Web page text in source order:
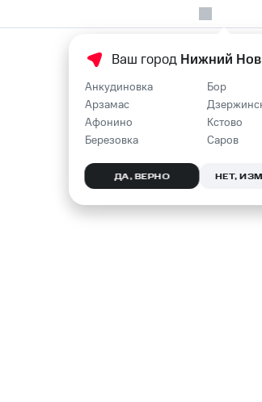
Ваш город Нижний
Анкудиновка
Арзамас
Афонино
Березовка
Бор
Кстово
Саров
ДА, ВЕРНО НЕТ,